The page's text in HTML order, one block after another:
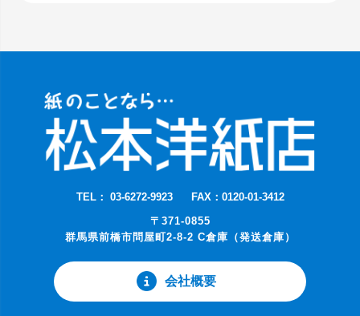
TEL： 03-6272-9923
FAX：0120-01-3412
〒371-0855
群馬県前橋市問屋町2-8-2 C倉庫（発送倉庫）
会社概要